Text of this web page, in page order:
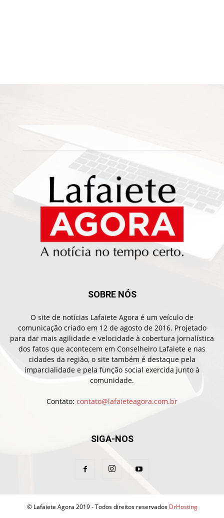
SOBRE NÓS
O site de notícias Lafaiete Agora é um veículo de
comunicação criado em 12 de agosto de 2016. Projetado
para dar mais agilidade e velocidade à cobertura jornalística
dos fatos que acontecem em Conselheiro Lafaiete e nas
cidades da região, o site também é destaque pela
imparcialidade e pela função social exercida junto à
comunidade.
Contato: contato@lafaieteagora.com.br
SIGA-NOS
© Lafaiete Agora 2019 - Todos direitos reservados DrHosting